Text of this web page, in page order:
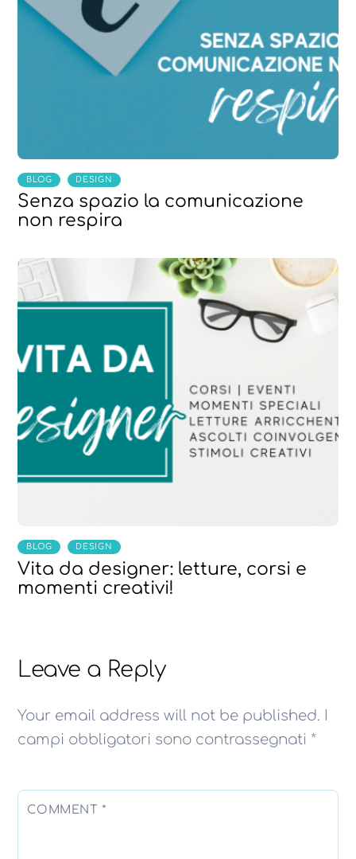
BLOG DESIGN
Senza spazio la comunicazione
non respira
BLOG DESIGN
Vita da designer: letture, corsi e
momenti creativi!
Leave a Reply
Your email address will not be published.
campi obbligatori sono contrassegnati *
COMMENT*